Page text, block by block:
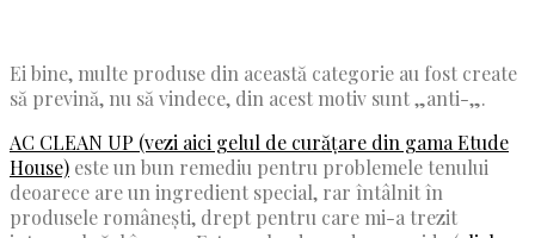
Ei bine, multe produse din această categorie au fost create
să prevină, nu să vindece, din acest motiv sunt „anti-„.
AC CLEAN UP (vezi aici gelul de curățare din gama Etude
House) este un bun remediu pentru problemele tenului
deoarece are un ingredient special, rar întâlnit în
produsele românești, drept pentru care mi-a trezit